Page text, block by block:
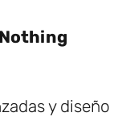
y diseño